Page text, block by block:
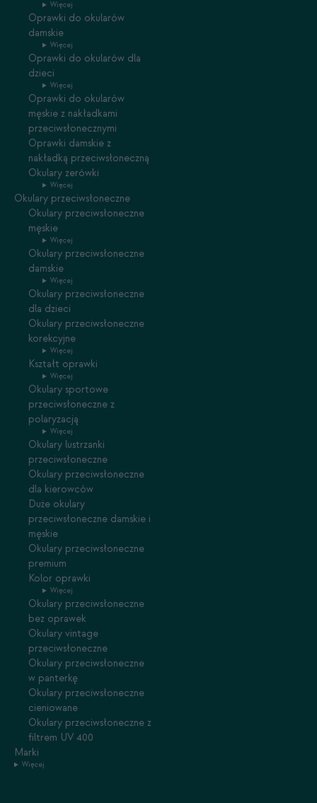
Więcej
Oprawki do okularów
damskie
Więcej
Oprawki do okularów dla
dzieci
Więcej
Oprawki do okularów
męskie z nakładkami
przeciwsłonecznymi
Oprawki damskie z
nakładką przeciwsłoneczną
Okulary zerówki
Więcej
Okulary przeciwsłoneczne
Okulary przeciwsłoneczne
męskie
Więcej
Okulary przeciwsłoneczne
damskie
Więcej
Okulary przeciwsłoneczne
dla dzieci
Okulary przeciwsłoneczne
korekcyjne
Więcej
Kształt oprawki
Więcej
Okulary sportowe
przeciwsłoneczne z
polaryzacją
Więcej
Okulary lustrzanki
przeciwsłoneczne
Okulary przeciwsłoneczne
dla kierowców
Duże okulary
przeciwsłoneczne damskie i
męskie
Okulary przeciwsłoneczne
premium
Kolor oprawki
Więcej
Okulary przeciwsłoneczne
bez oprawek
Okulary vintage
przeciwsłoneczne
Okulary przeciwsłoneczne
w panterkę
Okulary przeciwsłoneczne
cieniowane
Okulary przeciwsłoneczne z
filtrem UV 400
Marki
Więcej